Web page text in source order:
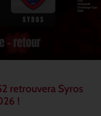
retrouvera Syros
!